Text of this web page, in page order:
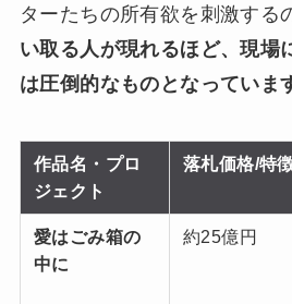
ターたちの所有欲を刺激する
い取る人が現れるほど、現場
は圧倒的なものとなっていま
作品名・プロ
ジェクト
落札価格/特
愛はごみ箱の
中に
約25億円